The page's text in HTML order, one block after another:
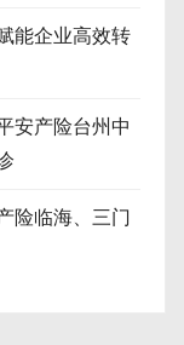
能企业高效转
安产险台州中
险临海、三门